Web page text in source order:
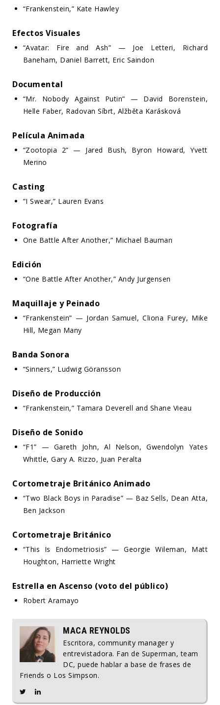
“Frankenstein,” Kate Hawley
Efectos Visuales
“Avatar: Fire and Ash” — Joe Letteri, Richard
Baneham, Daniel Barrett, Eric Saindon
Documental
“Mr. Nobody Against Putin” — David Borenstein,
Helle Faber, Radovan Síbrt, Alžběta Karásková
Película Animada
“Zootopia 2” — Jared Bush, Byron Howard, Yvett
Merino
Casting
“I Swear,” Lauren Evans
Fotografía
One Battle After Another,” Michael Bauman
Edición
“One Battle After Another,” Andy Jurgensen
Maquillaje y Peinado
“Frankenstein” — Jordan Samuel, Cliona Furey, Mike
Hill, Megan Many
Banda Sonora
“Sinners,” Ludwig Göransson
Diseño de Producción
“Frankenstein,” Tamara Deverell and Shane Vieau
Diseño de Sonido
“F1” — Gareth John, Al Nelson, Gwendolyn Yates
Whittle, Gary A. Rizzo, Juan Peralta
Cortometraje Británico Animado
“Two Black Boys in Paradise” — Baz Sells, Dean Atta,
Ben Jackson
Cortometraje Británico
“This Is Endometriosis” — Georgie Wileman, Matt
Houghton, Harriette Wright
Estrella en Ascenso (voto del público)
Robert Aramayo
MACA REYNOLDS
Escritora, community manager y
entrevistadora. Fan de Superman, team
DC, puede hablar a base de frases de
Friends o Los Simpson.